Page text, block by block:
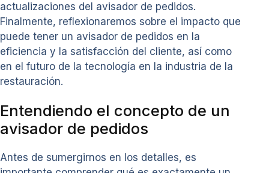
actualizaciones del avisador de pedidos.
Finalmente, reflexionaremos sobre el impacto que
puede tener un avisador de pedidos en la
eficiencia y la satisfacción del cliente, así como
en el futuro de la tecnología en la industria de la
restauración.
Entendiendo el concepto de un
avisador de pedidos
Antes de sumergirnos en los detalles, es